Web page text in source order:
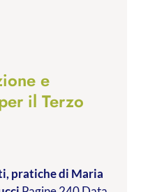
e
il Terzo
pratichedi Maria